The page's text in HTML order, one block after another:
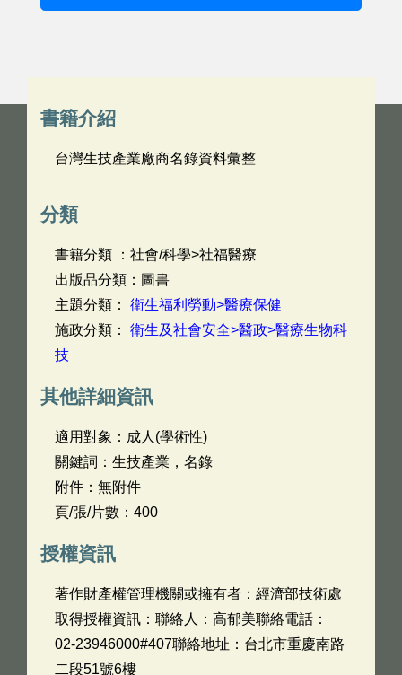
書籍介紹
台灣生技產業廠商名錄資料彙整
分類
書籍分類 ：社會/科學>社福醫療
出版品分類：圖書
主題分類： 衛生福利勞動>醫療保健
施政分類： 衛生及社會安全>醫政>醫療生物科
技
其他詳細資訊
適用對象：成人(學術性)
關鍵詞：生技產業，名錄
附件：無附件
頁/張/片數：400
授權資訊
著作財產權管理機關或擁有者：經濟部技術處
取得授權資訊：聯絡人：高郁美聯絡電話：
02-23946000#407聯絡地址：台北市重慶南路
二段51號6樓